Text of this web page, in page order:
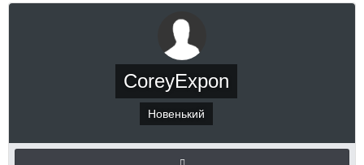
CoreyExpon
Новенький